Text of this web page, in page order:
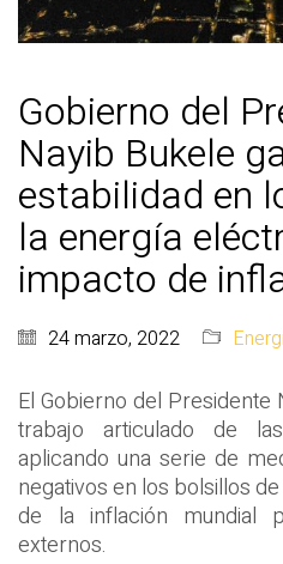
Gobierno del
Nayib Bukele
estabilidad en
la energía
impacto de
24 marzo, 2022
El Gobierno del Presidente
trabajo articulado de
aplicando una serie de
negativos en los bolsillos
de la inflación mundial
externos.